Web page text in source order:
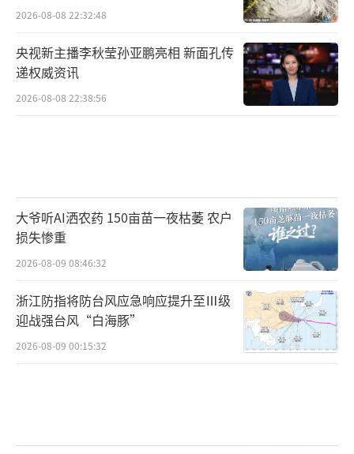
2026-08-08 22:32:48
央视新主播李秋莹孙亚鹏亮相 新面孔传
递权威资讯
2026-08-08 22:38:56
大爷听AI洒农药 150亩苗一夜枯萎 农户
损失惨重
2026-08-09 08:46:32
浙江防指将防台风应急响应提升至Ⅲ级
迎战强台风“白海豚”
2026-08-09 00:15:32